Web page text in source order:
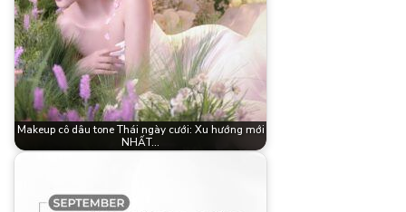
Makeup cô dâu tone Thái ngày cưới: Xu hướng mới
NHẤT…